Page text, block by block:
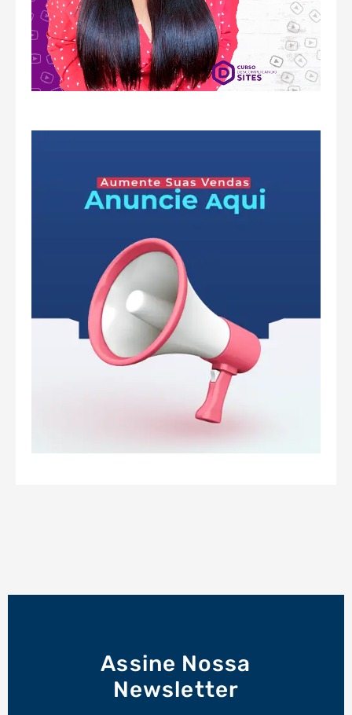
Assine Nossa
Newsletter